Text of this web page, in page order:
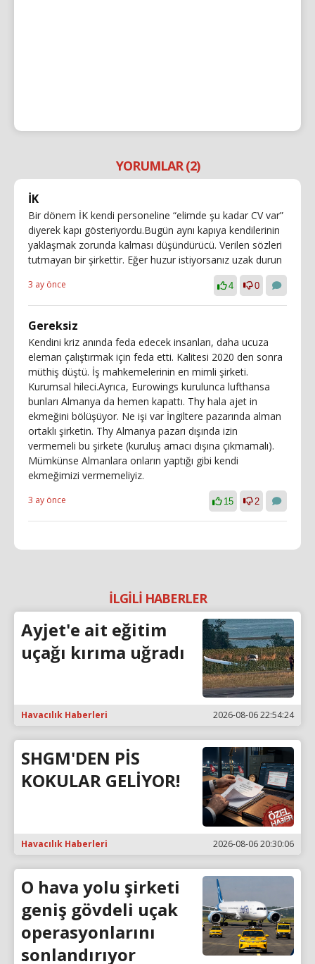
YORUMLAR (2)
İK
Bir dönem İK kendi personeline “elimde şu kadar CV var”
diyerek kapı gösteriyordu.Bugün aynı kapıya kendilerinin
yaklaşmak zorunda kalması düşündürücü. Verilen sözleri
tutmayan bir şirkettir. Eğer huzur istiyorsanız uzak durun
3 ay önce 4 0
Gereksiz
Kendini kriz anında feda edecek insanları, daha ucuza
eleman çalıştırmak için feda etti. Kalitesi 2020 den sonra
müthiş düştü. İş mahkemelerinin en mimli şirketi.
Kurumsal hileci.Ayrıca, Eurowings kurulunca lufthansa
bunları Almanya da hemen kapattı. Thy hala ajet in
ekmeğini bölüşüyor. Ne işi var İngiltere pazarında alman
ortaklı şirketin. Thy Almanya pazarı dışında izin
vermemeli bu şirkete (kuruluş amacı dışına çıkmamalı).
Mümkünse Almanlara onların yaptığı gibi kendi
ekmeğimizi vermemeliyiz.
3 ay önce 15 2
İLGİLİ HABERLER
Ayjet'e ait eğitim
uçağı kırıma uğradı
Havacılık Haberleri 2026-08-06 22:54:24
SHGM'DEN PİS
KOKULAR GELİYOR!
Havacılık Haberleri 2026-08-06 20:30:06
O hava yolu şirketi
geniş gövdeli uçak
operasyonlarını
sonlandırıyor